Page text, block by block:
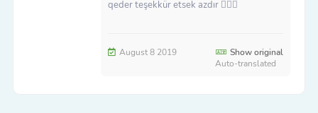
qeder teşekkür etsek azdır 🙇🏻‍♀️
August 8 2019
Show original
Auto-translated